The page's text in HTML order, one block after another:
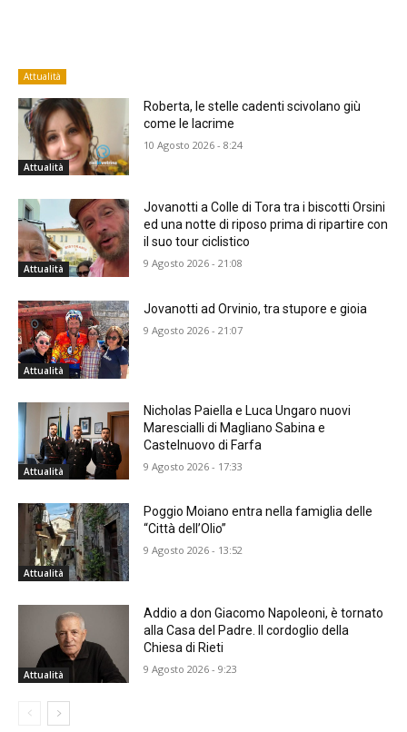
Attualità
Attualità
Roberta, le stelle cadenti scivolano giù
come le lacrime
10 Agosto 2026 - 8:24
Attualità
Jovanotti a Colle di Tora tra i biscotti Orsini
ed una notte di riposo prima di ripartire con
il suo tour ciclistico
9 Agosto 2026 - 21:08
Attualità
Jovanotti ad Orvinio, tra stupore e gioia
9 Agosto 2026 - 21:07
Attualità
Nicholas Paiella e Luca Ungaro nuovi
Marescialli di Magliano Sabina e
Castelnuovo di Farfa
9 Agosto 2026 - 17:33
Attualità
Poggio Moiano entra nella famiglia delle
“Città dell’Olio”
9 Agosto 2026 - 13:52
Attualità
Addio a don Giacomo Napoleoni, è tornato
alla Casa del Padre. Il cordoglio della
Chiesa di Rieti
9 Agosto 2026 - 9:23